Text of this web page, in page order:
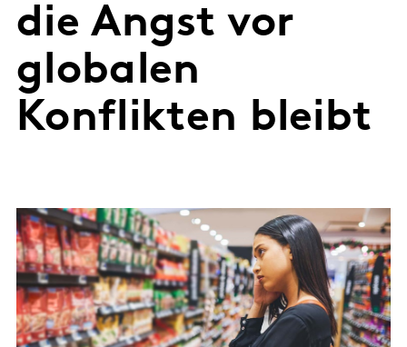
die Angst vor
globalen
Konflikten bleibt